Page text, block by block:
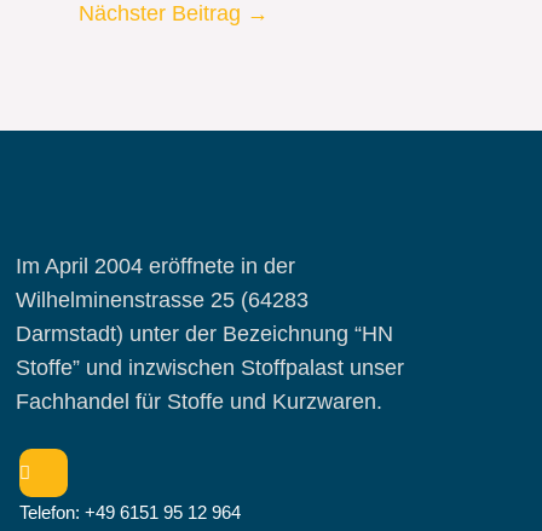
Nächster Beitrag →
Im April 2004 eröffnete in der
Wilhelminenstrasse 25 (64283
Darmstadt) unter der Bezeichnung “HN
Stoffe” und inzwischen Stoffpalast unser
Fachhandel für Stoffe und Kurzwaren.
Telefon: +49 6151 95 12 964